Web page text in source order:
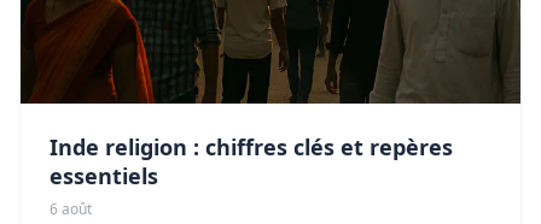
Inde religion : chiffres clés et repères
essentiels
6 août